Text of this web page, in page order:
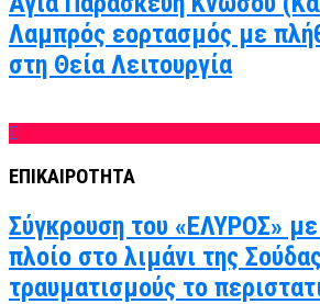
Λαμπρός εορτασμός με
στη Θεία Λειτουργία
ΕΠΙΚΑΙΡΟΤΗΤΑ
Σύγκρουση του «ΕΛΥΡΟΣ»
πλοίο στο λιμάνι της
τραυματισμούς το